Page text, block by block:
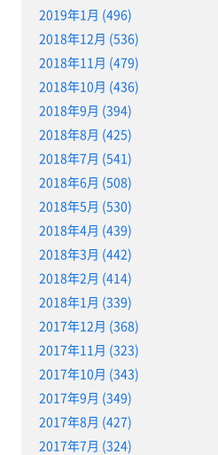
2019年1月 (496)
2018年12月 (536)
2018年11月 (479)
2018年10月 (436)
2018年9月 (394)
2018年8月 (425)
2018年7月 (541)
2018年6月 (508)
2018年5月 (530)
2018年4月 (439)
2018年3月 (442)
2018年2月 (414)
2018年1月 (339)
2017年12月 (368)
2017年11月 (323)
2017年10月 (343)
2017年9月 (349)
2017年8月 (427)
2017年7月 (324)